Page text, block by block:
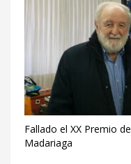
Fallado el XX Premio
Madariaga